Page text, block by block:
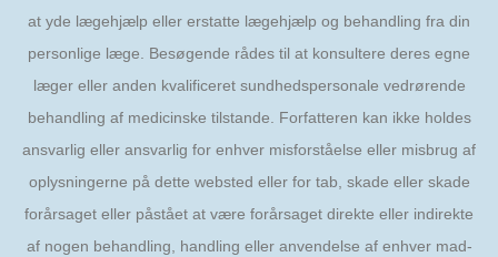
at yde lægehjælp eller erstatte lægehjælp og behandling fra din
personlige læge. Besøgende rådes til at konsultere deres egne
læger eller anden kvalificeret sundhedspersonale vedrørende
behandling af medicinske tilstande. Forfatteren kan ikke holdes
ansvarlig eller ansvarlig for enhver misforståelse eller misbrug af
oplysningerne på dette websted eller for tab, skade eller skade
forårsaget eller påstået at være forårsaget direkte eller indirekte
af nogen behandling, handling eller anvendelse af enhver mad-